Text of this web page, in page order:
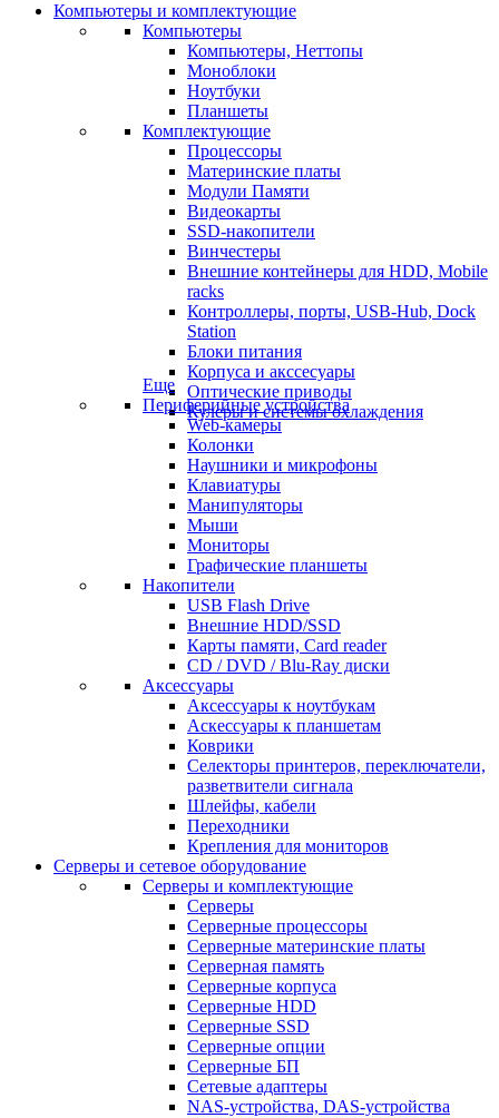
Компьютеры и комплектующие
Компьютеры
Компьютеры, Неттопы
Моноблоки
Ноутбуки
Планшеты
Комплектующие
Процессоры
Материнские платы
Модули Памяти
Видеокарты
SSD-накопители
Винчестеры
Внешние контейнеры для HDD, Mobile
racks
Контроллеры, порты, USB-Hub, Dock
Station
Блоки питания
Корпуса и акссесуары
Оптические приводы
Кулеры и системы охлаждения
Еще
Периферийные устройства
Web-камеры
Колонки
Наушники и микрофоны
Клавиатуры
Манипуляторы
Мыши
Мониторы
Графические планшеты
Накопители
USB Flash Drive
Внешние HDD/SSD
Карты памяти, Card reader
CD / DVD / Blu-Ray диски
Аксессуары
Аксессуары к ноутбукам
Аскессуары к планшетам
Коврики
Селекторы принтеров, переключатели,
разветвители сигнала
Шлейфы, кабели
Переходники
Крепления для мониторов
Серверы и сетевое оборудование
Серверы и комплектующие
Серверы
Серверные процессоры
Серверные материнские платы
Серверная память
Серверные корпуса
Серверные HDD
Серверные SSD
Серверные опции
Серверные БП
Сетевые адаптеры
NAS-устройства, DAS-устройства